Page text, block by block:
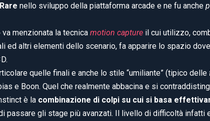
Rare nello sviluppo della piattaforma arcade e ne fu anche
menzionata la tecnica motion capture il cui utilizzo,
ed altri elementi dello scenario, fa apparire lo spazio
quelle finali e anche lo stile “umiliante” (tipico delle
e Boon. Quel che realmente abbacina e si
è la combinazione di colpi su cui si basa
passare gli stage più avanzati. Il livello di difficoltà infatti